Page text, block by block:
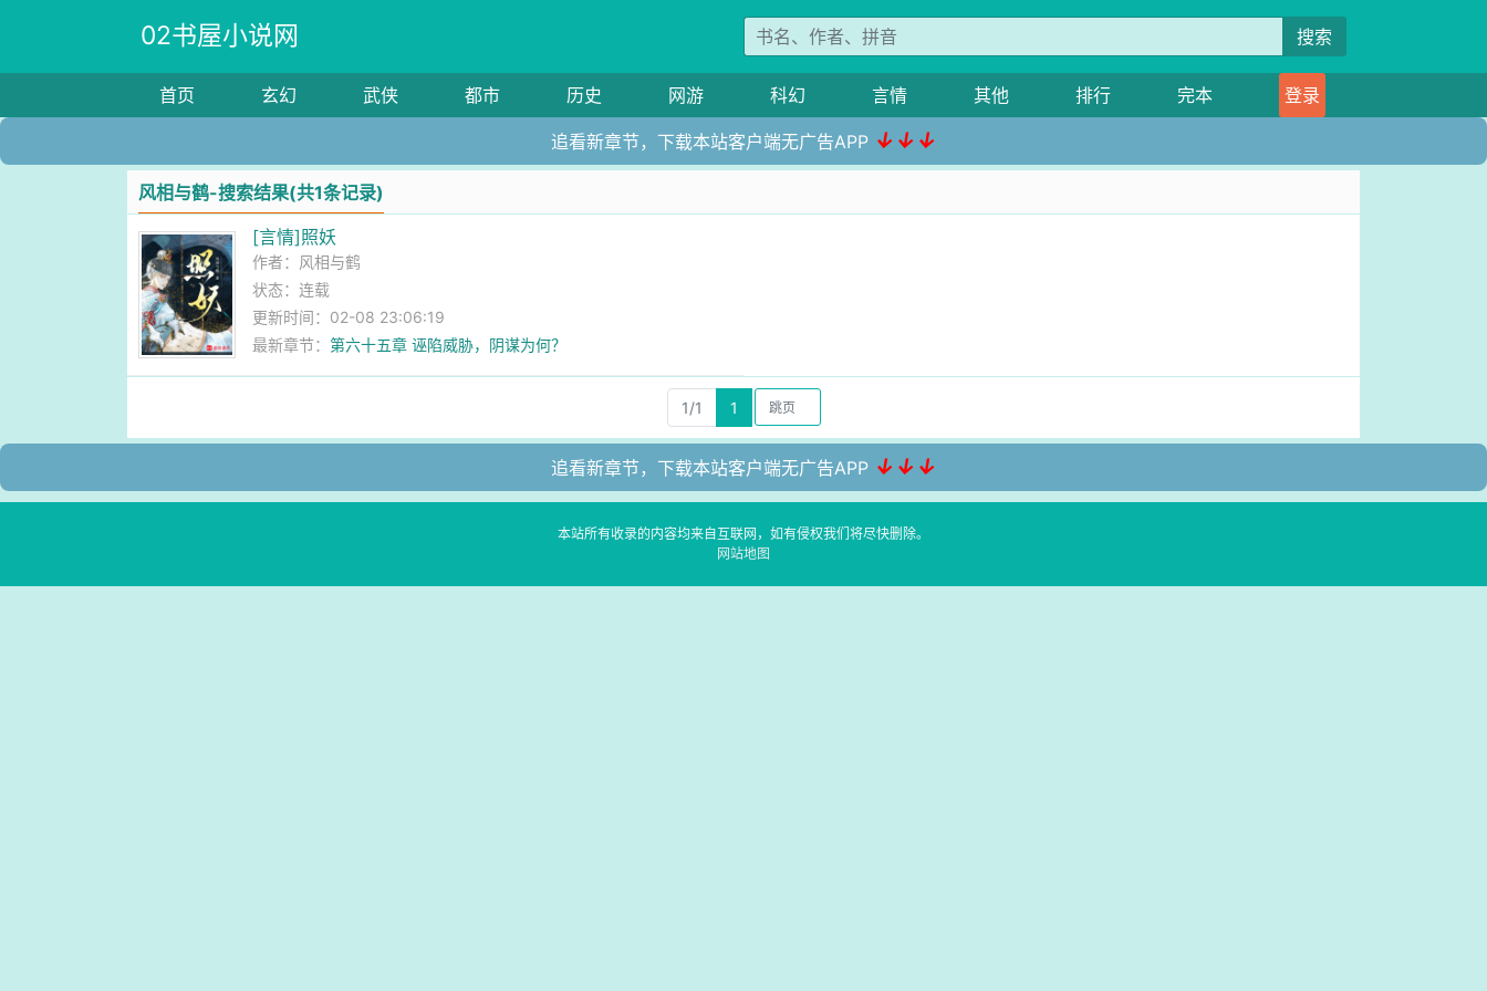
02书屋小说网 搜索
首页 玄幻 武侠 都市 历史 网游 科幻 言情 其他 排行 完本 登录
追看新章节，下载本站客户端无广告APP ↓↓↓
风相与鹤-搜索结果(共1条记录)
[言情]照妖
作者： 风相与鹤
状态：连载
更新时间：02-08 23:06:19
最新章节：第六十五章 诬陷威胁，阴谋为何？
1/1 1
追看新章节，下载本站客户端无广告APP ↓↓↓
本站所有收录的内容均来自互联网，如有侵权我们将尽快删除。
网站地图